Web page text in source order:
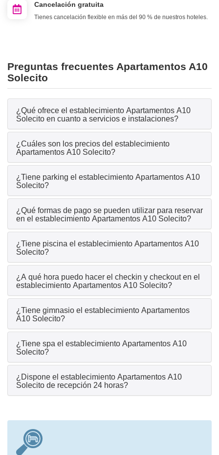
Cancelación gratuita
Tienes cancelación flexible en más del 90 % de nuestros hoteles.
Preguntas frecuentes Apartamentos A10
Solecito
¿Qué ofrece el establecimiento Apartamentos A10
Solecito en cuanto a servicios e instalaciones?
¿Cuáles son los precios del establecimiento
Apartamentos A10 Solecito?
¿Tiene parking el establecimiento Apartamentos A10
Solecito?
¿Qué formas de pago se pueden utilizar para reservar
en el establecimiento Apartamentos A10 Solecito?
¿Tiene piscina el establecimiento Apartamentos A10
Solecito?
¿A qué hora puedo hacer el checkin y checkout en el
establecimiento Apartamentos A10 Solecito?
¿Tiene gimnasio el establecimiento Apartamentos
A10 Solecito?
¿Tiene spa el establecimiento Apartamentos A10
Solecito?
¿Dispone el establecimiento Apartamentos A10
Solecito de recepción 24 horas?